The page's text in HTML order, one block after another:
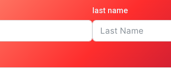
last name